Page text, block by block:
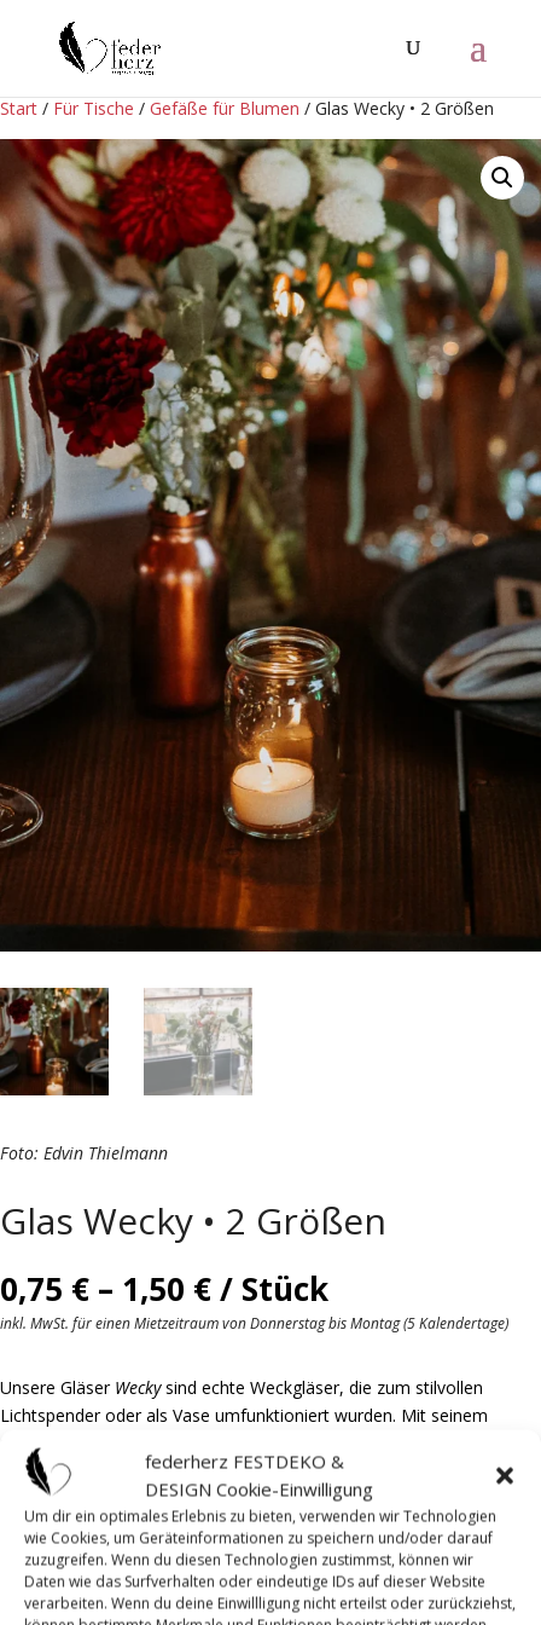
federherz FESTDEKO &
DESIGN Cookie-Einwilligung
Um dir ein optimales Erlebnis zu bieten, verwenden wir Technologien
wie Cookies, um Geräteinformationen zu speichern und/oder darauf
zuzugreifen. Wenn du diesen Technologien zustimmst, können wir
Daten wie das Surfverhalten oder eindeutige IDs auf dieser Website
verarbeiten. Wenn du deine Einwillligung nicht erteilst oder zurückziehst,
Start / Für Tische / Gefäße für Blumen / Glas Wecky • 2 Größen
Foto: Edvin Thielmann
Glas Wecky • 2 Größen
0,75 € – 1,50 €Preisspanne:
0,75 €
bis
1,50 €
/ Stück
inkl. MwSt. für einen Mietzeitraum von Donnerstag bis Montag (5 Kalendertage)
Unsere Gläser Weckysind echte Weckgläser, die zum stilvollen
Lichtspender oder als Vase umfunktioniert wurden. Mit seinem
zeitlosen Look und dem dickeren Glas bringt es eine rustikale Note
auf deine Tafel.
Mietpreis pro
Stück
Verfügbare Menge